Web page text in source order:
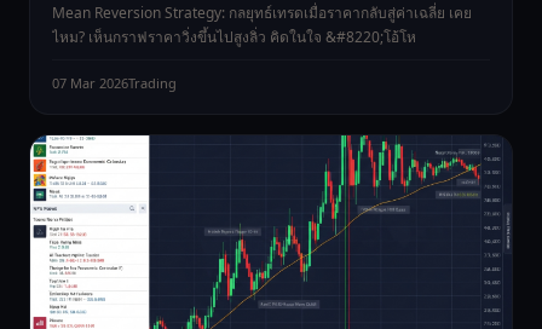
Mean Reversion Strategy: กลยุทธ์เทรดเมื่อราคากลับสู่ค่าเฉลี่ย เคย
ไหม? เห็นกราฟราคาวิ่งขึ้นไปสูงลิ่ว คิดในใจ &#8220;โอ้โห
07 Mar 2026Trading